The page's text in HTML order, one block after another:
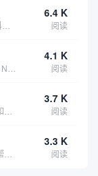
6.4 K
阅读
4.1 K
阅读
3.7 K
阅读
3.3 K
阅读